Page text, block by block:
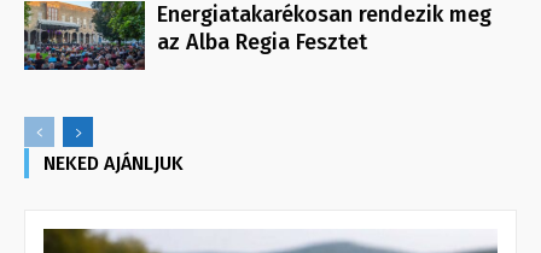
Energiatakarékosan rendezik meg
az Alba Regia Fesztet
NEKED AJÁNLJUK